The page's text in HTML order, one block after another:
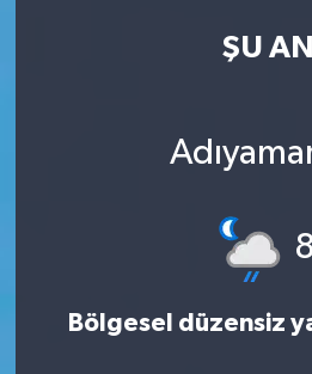
ŞU AN
8
Bölgesel düzensiz
Son Dakika Haberleri